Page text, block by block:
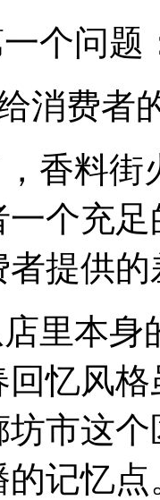
个问题
消费者
香料街
个充
者提供
里本
忆风
市这
记忆点